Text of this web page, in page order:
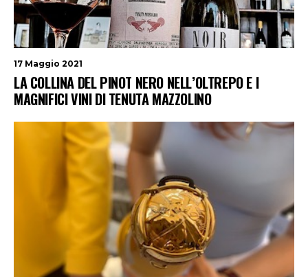
17 Maggio 2021
LA COLLINA DEL PINOT NERO NELL’OLTREPO E I
MAGNIFICI VINI DI TENUTA MAZZOLINO